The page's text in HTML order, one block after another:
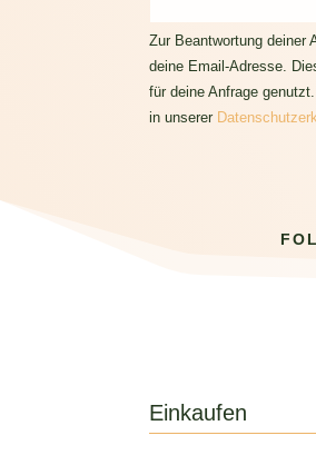
Zur Beantwortung deiner
deine Email-Adresse.
für deine Anfrage
in unserer
Einkaufen